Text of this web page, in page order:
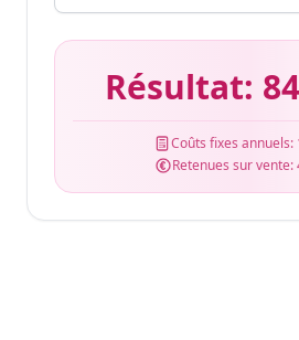
Résultat:
Coûts fixes annuels:
Retenues sur vente: